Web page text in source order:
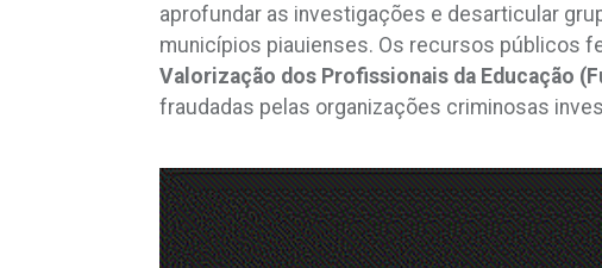
aprofundar as investigações e desarticular
municípios piauienses. Os recursos públicos
Valorização dos Profissionais da Educação
fraudadas pelas organizações criminosas